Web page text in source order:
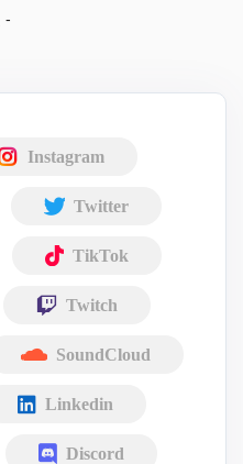
-
Instagram
Twitter
TikTok
Twitch
SoundCloud
Linkedin
Discord